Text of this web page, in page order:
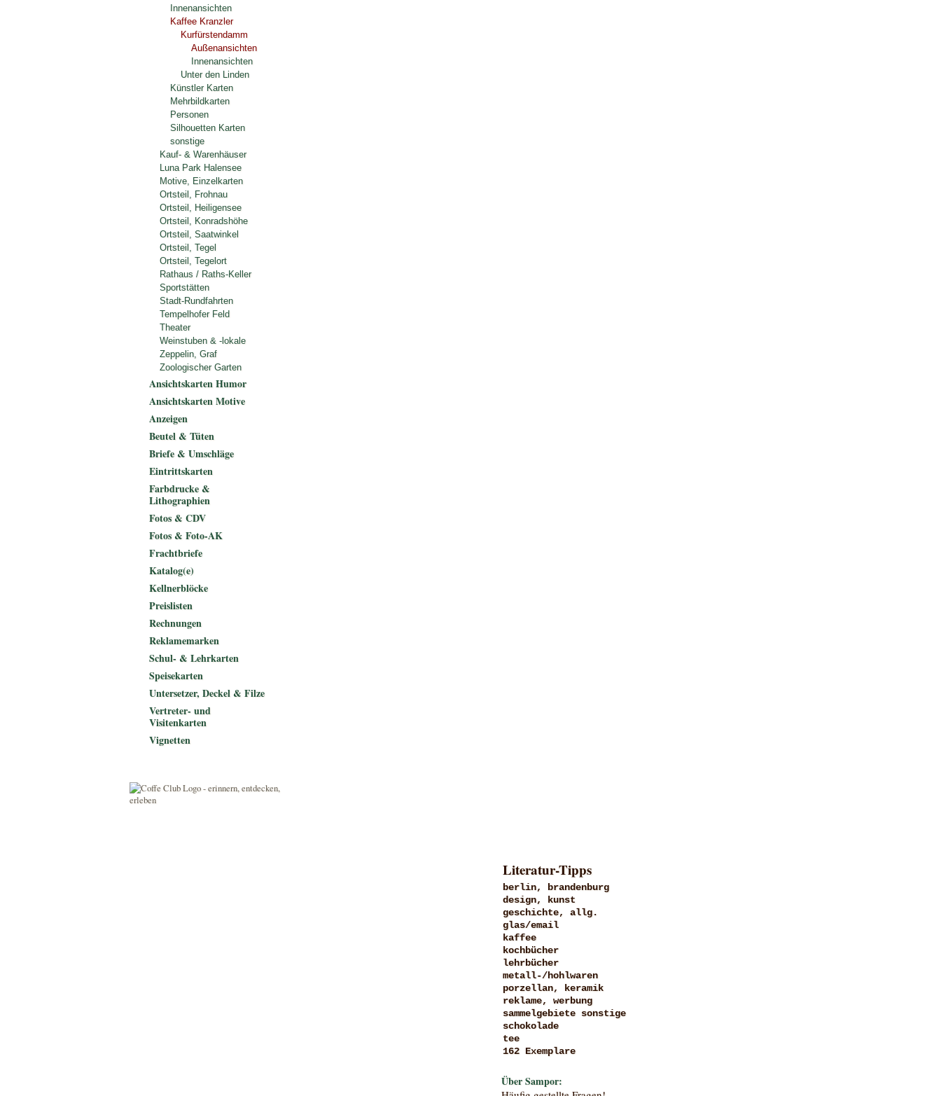
Innenansichten
Kaffee Kranzler
Kurfürstendamm
Außenansichten
Innenansichten
Unter den Linden
Künstler Karten
Mehrbildkarten
Personen
Silhouetten Karten
sonstige
Kauf- & Warenhäuser
Luna Park Halensee
Motive, Einzelkarten
Ortsteil, Frohnau
Ortsteil, Heiligensee
Ortsteil, Konradshöhe
Ortsteil, Saatwinkel
Ortsteil, Tegel
Ortsteil, Tegelort
Rathaus / Raths-Keller
Sportstätten
Stadt-Rundfahrten
Tempelhofer Feld
Theater
Weinstuben & -lokale
Zeppelin, Graf
Zoologischer Garten
Ansichtskarten Humor
Ansichtskarten Motive
Anzeigen
Beutel & Tüten
Briefe & Umschläge
Eintrittskarten
Farbdrucke &
Lithographien
Fotos & CDV
Fotos & Foto-AK
Frachtbriefe
Katalog(e)
Kellnerblöcke
Preislisten
Rechnungen
Reklamemarken
Schul- & Lehrkarten
Speisekarten
Untersetzer, Deckel & Filze
Vertreter- und
Visitenkarten
Vignetten
Literatur-Tipps
berlin, brandenburg
design, kunst
geschichte, allg.
glas/email
kaffee
kochbücher
lehrbücher
metall-/hohlwaren
porzellan, keramik
reklame, werbung
sammelgebiete sonstige
schokolade
tee
162 Exemplare
Über Sampor: